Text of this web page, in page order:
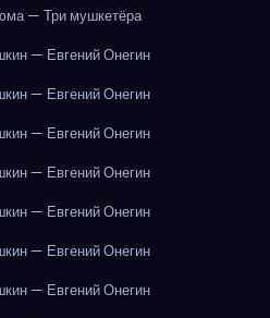
— Три мушкетёра
— Евгений Онегин
— Евгений Онегин
— Евгений Онегин
— Евгений Онегин
— Евгений Онегин
— Евгений Онегин
— Евгений Онегин